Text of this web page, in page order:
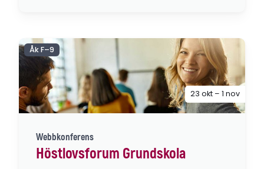
Webbkonferens
Höstlovsforum Grundskola
Åk F–9
23 okt – 1 nov